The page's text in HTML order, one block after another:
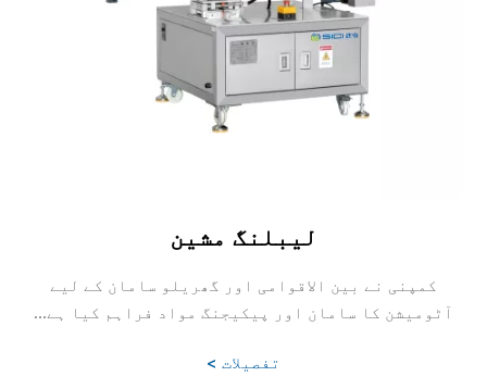
لیبلنگ مشین
کمپنی نے بین الاقوامی اور گھریلو سامان کے لیے
آٹومیشن کا سامان اور پیکیجنگ مواد فراہم کیا ہے...
تفصیلات >